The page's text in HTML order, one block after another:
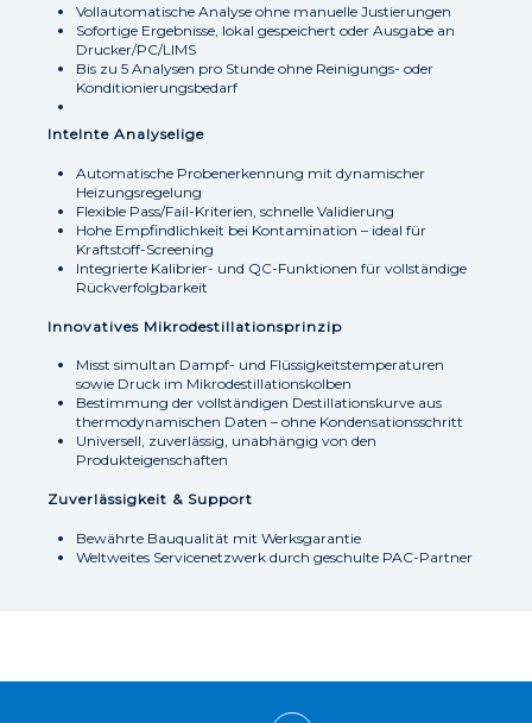
Vollautomatische Analyse ohne manuelle Justierungen
Sofortige Ergebnisse, lokal gespeichert oder Ausgabe an
Drucker/PC/LIMS
Bis zu 5 Analysen pro Stunde ohne Reinigungs- oder
Konditionierungsbedarf
Intelnte Analyselige
Automatische Probenerkennung mit dynamischer
Heizungsregelung
Flexible Pass/Fail-Kriterien, schnelle Validierung
Hohe Empfindlichkeit bei Kontamination – ideal für
Kraftstoff-Screening
Integrierte Kalibrier- und QC-Funktionen für vollständige
Rückverfolgbarkeit
Innovatives Mikrodestillationsprinzip
Misst simultan Dampf- und Flüssigkeitstemperaturen
sowie Druck im Mikrodestillationskolben
Bestimmung der vollständigen Destillationskurve aus
thermodynamischen Daten – ohne Kondensationsschritt
Universell, zuverlässig, unabhängig von den
Produkteigenschaften
Zuverlässigkeit & Support
Bewährte Bauqualität mit Werksgarantie
Weltweites Servicenetzwerk durch geschulte PAC-Partner